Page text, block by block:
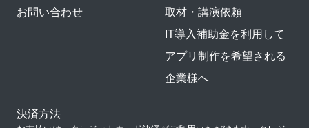
お問い合わせ
取材・講演依頼
IT導入補助金を利用して
アプリ制作を希望される
企業様へ
決済方法